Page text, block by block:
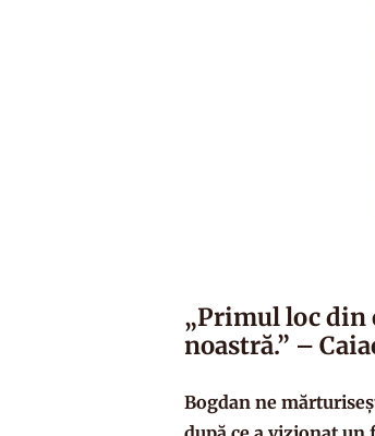
„Primul loc din
noastră.” –
Bogdan ne